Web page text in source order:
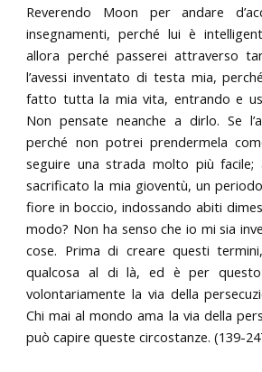
Reverendo Moon per andare
insegnamenti, perché lui è
allora perché passerei attraverso
l’avessi inventato di testa mia,
fatto tutta la mia vita, entrando e
Non pensate neanche a dirlo. Se
perché non potrei prendermela
seguire una strada molto più facile;
sacrificato la mia gioventù, un
fiore in boccio, indossando abiti
modo? Non ha senso che io mi sia
cose. Prima di creare questi
qualcosa al di là, ed è per
volontariamente la via della
Chi mai al mondo ama la via della
può capire queste circostanze. (139-